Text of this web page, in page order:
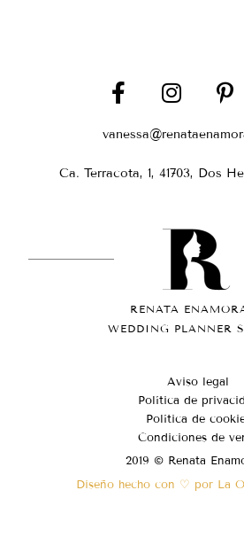
Ca. Terracota, 1, 41703, Dos
RENATA
WEDDING PLANNER
Aviso legal
Política de
Política de
Condiciones de
2019 © Renata
Diseño hecho con ♡ por La